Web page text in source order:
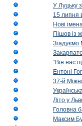
У Луцьку
15 липня
Нові
Пішов із
Згадуємо
“Він нас
Ентоні
37-й
Літо у
Головна
Максим